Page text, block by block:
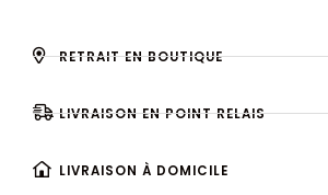
RETRAIT EN BOUTIQUE
LIVRAISON EN POINT RELAIS
LIVRAISON À DOMICILE